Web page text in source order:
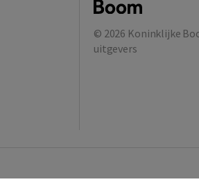
© 2026 Koninklijke
uitgevers